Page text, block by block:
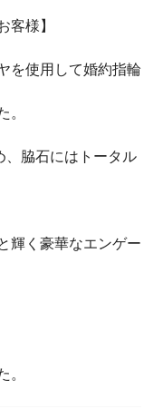
様】
を使用して婚約指輪
、脇石にはトータル
輝く豪華なエンゲー